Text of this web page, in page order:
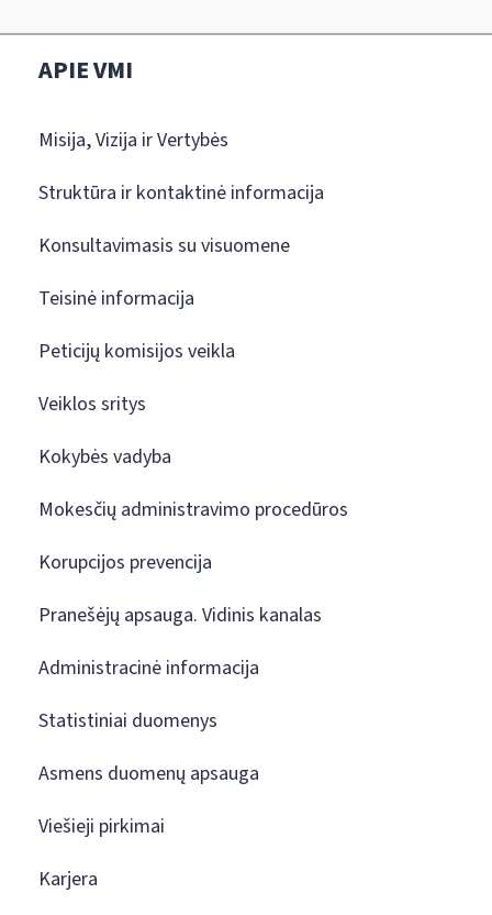
APIE VMI
Misija, Vizija ir Vertybės
Struktūra ir kontaktinė informacija
Konsultavimasis su visuomene
Teisinė informacija
Peticijų komisijos veikla
Veiklos sritys
Kokybės vadyba
Mokesčių administravimo procedūros
Korupcijos prevencija
Pranešėjų apsauga. Vidinis kanalas
Administracinė informacija
Statistiniai duomenys
Asmens duomenų apsauga
Viešieji pirkimai
Karjera